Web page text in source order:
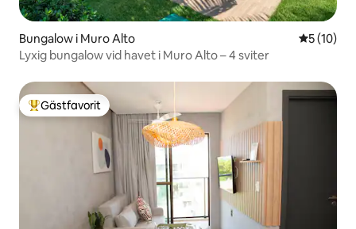
Bungalow i Muro Alto 5 av 5 i
5 (10)
Lyxig bungalow vid havet i Muro Alto – 4 sviter
Populär gästfavorit
Gästfavorit